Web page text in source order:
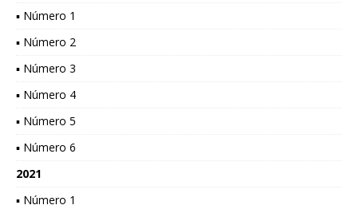
▪ Número 1
▪ Número 2
▪ Número 3
▪ Número 4
▪ Número 5
▪ Número 6
2021
▪ Número 1